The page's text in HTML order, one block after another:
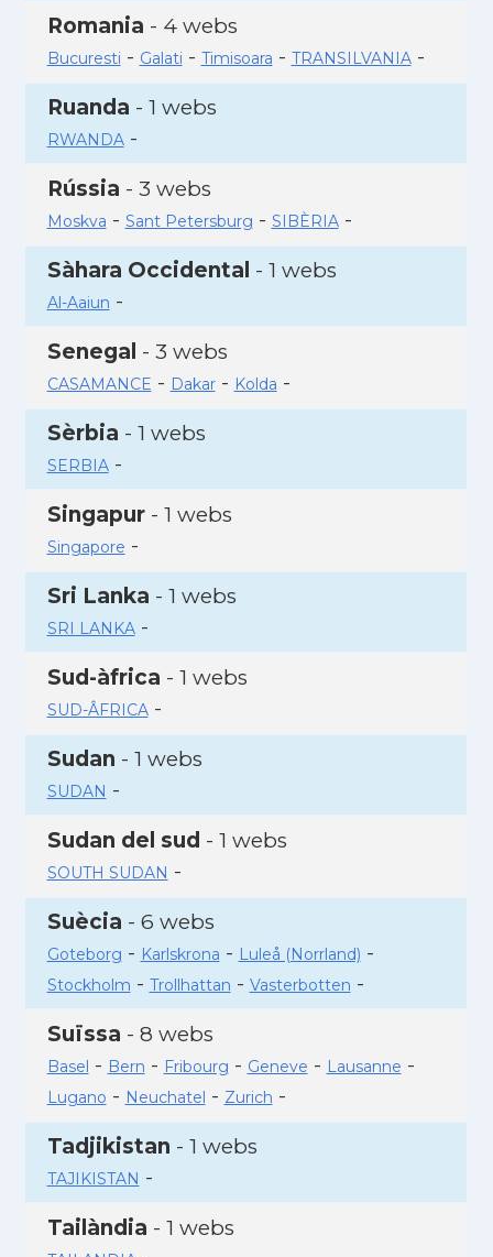
Romania - 4 webs
Bucuresti - Galati - Timisoara - TRANSILVANIA-
Ruanda - 1 webs
RWANDA-
Rússia - 3 webs
Moskva - Sant Petersburg - SIBÈRIA-
Sàhara Occidental - 1 webs
Al-Aaiun -
Senegal - 3 webs
CASAMANCE - Dakar- Kolda -
Sèrbia - 1 webs
SERBIA-
Singapur- 1 webs
Singapore -
Sri Lanka - 1 webs
SRI LANKA-
Sud-àfrica - 1 webs
SUD-ÂFRICA-
Sudan - 1 webs
SUDAN -
Sudan del sud - 1 webs
SOUTH SUDAN -
Suècia - 6 webs
Goteborg - Karlskrona - Luleå (Norrland) -
Stockholm - Trollhattan - Vasterbotten -
Suïssa - 8 webs
Basel - Bern - Fribourg - Geneve - Lausanne -
Lugano - Neuchatel - Zurich -
Tadjikistan - 1 webs
TAJIKISTAN -
Tailàndia - 1 webs